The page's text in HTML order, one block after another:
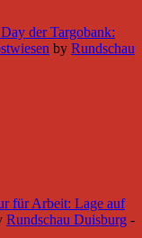
der Targobank:
by Rundschau
für Arbeit: Lage auf
Rundschau Duisburg -